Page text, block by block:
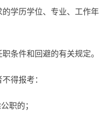
的学历学位、专业、工作年
条件和回避的有关规定。
得报考：
职的；